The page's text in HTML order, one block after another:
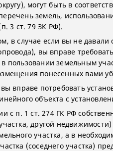
могут быть в
земель,
3 ст. 79 ЗК РФ).
в случае если вы не давали
вы вправе
пользовании земельным
понесенных вами
вправе потребовать
объекта с
с п. 1 ст. 274 ГК РФ
другой
участка, а в
(соседнего участка)